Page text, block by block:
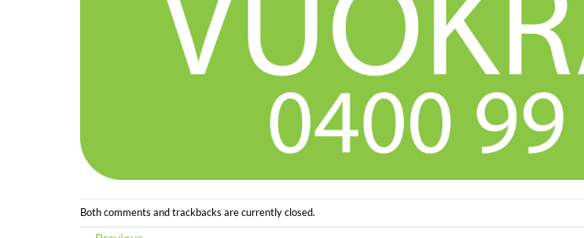
Both comments and trackbacks are currently closed.